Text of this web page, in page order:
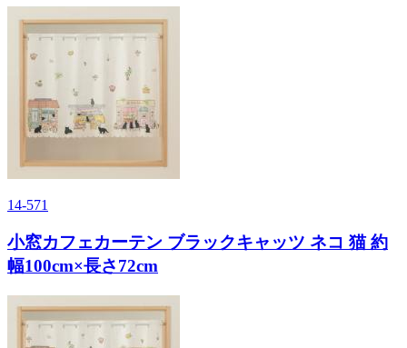
14-571
小窓カフェカーテン ブラックキャッツ ネコ 猫 約
幅100cm×長さ72cm